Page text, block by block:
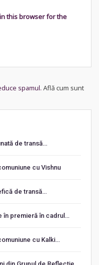
this browser for the
spamul. Află cum sunt
de transă…
cu Vishnu
de transă…
în premieră în cadrul…
cu Kalki…